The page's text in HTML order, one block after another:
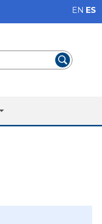
EN ES